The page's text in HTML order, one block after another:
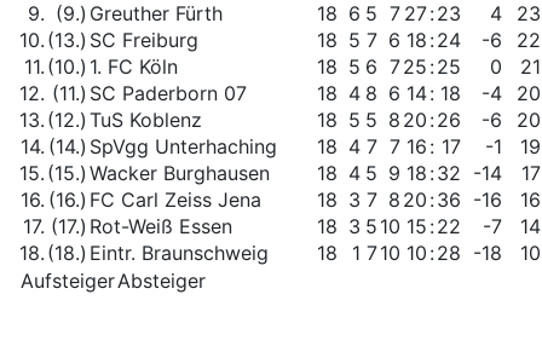
9. (9.) Greuther Fürth 18 6 5 7 27:23 4
23
10. (13.) SC Freiburg 18 5 7 6 18 :24 -6
22
11. (10.) 1. FC Köln 18 5 6 725 :25 0
21
12. (11.) SC Paderborn 07 18 4 8 6 14: 18 -4
20
13. (12.) TuS Koblenz 18 5 5 8 20 :26 -6
20
14. (14.) SpVgg Unterhaching 18 4 7 7 16 : 17 -1
19
15. (15.) Wacker Burghausen 18 4 5 9 18 :32 -14
17
16. (16.) FC Carl Zeiss Jena 18 3 7 8 20 :36 -16
16
17. (17.) Rot-Weiß Essen 18 3 5 10 15 :22 -7
14
18. (18.) Eintr. Braunschweig 18 1 710 10 :28 -18
10
AufsteigerAbsteiger